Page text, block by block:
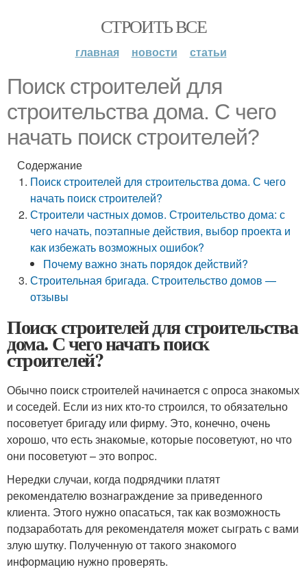
СТРОИТЬ ВСЕ
главная новости статьи
Поиск строителей для
строительства дома. С чего
начать поиск строителей?
Содержание
Поиск строителей для строительства дома. С чего
начать поиск строителей?
Строители частных домов. Строительство дома: с
чего начать, поэтапные действия, выбор проекта и
как избежать возможных ошибок?
Почему важно знать порядок действий?
Строительная бригада. Строительство домов —
отзывы
Поиск строителей для строительства
дома. С чего начать поиск
строителей?
Обычно поиск строителей начинается с опроса знакомых
и соседей. Если из них кто-то строился, то обязательно
посоветует бригаду или фирму. Это, конечно, очень
хорошо, что есть знакомые, которые посоветуют, но что
они посоветуют – это вопрос.
Нередки случаи, когда подрядчики платят
рекомендателю вознаграждение за приведенного
клиента. Этого нужно опасаться, так как возможность
подзаработать для рекомендателя может сыграть с вами
злую шутку. Полученную от такого знакомого
информацию нужно проверять.